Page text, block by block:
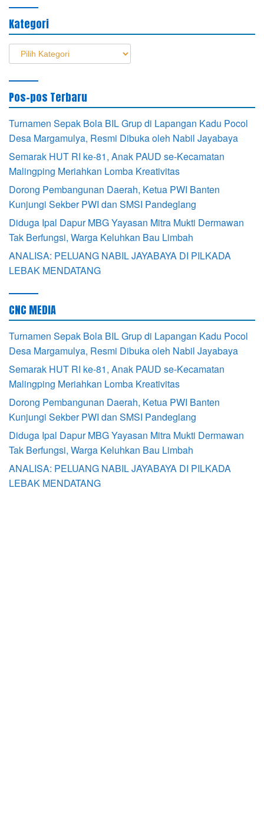
Kategori
Kategori
Pos-pos Terbaru
Turnamen Sepak Bola BIL Grup di Lapangan Kadu Pocol
Desa Margamulya, Resmi Dibuka oleh Nabil Jayabaya
Semarak HUT RI ke-81, Anak PAUD se-Kecamatan
Malingping Meriahkan Lomba Kreativitas
Dorong Pembangunan Daerah, Ketua PWI Banten
Kunjungi Sekber PWI dan SMSI Pandeglang
Diduga Ipal Dapur MBG Yayasan Mitra Mukti Dermawan
Tak Berfungsi, Warga Keluhkan Bau Limbah
ANALISA: PELUANG NABIL JAYABAYA DI PILKADA
LEBAK MENDATANG
CNC MEDIA
Turnamen Sepak Bola BIL Grup di Lapangan Kadu Pocol
Desa Margamulya, Resmi Dibuka oleh Nabil Jayabaya
Semarak HUT RI ke-81, Anak PAUD se-Kecamatan
Malingping Meriahkan Lomba Kreativitas
Dorong Pembangunan Daerah, Ketua PWI Banten
Kunjungi Sekber PWI dan SMSI Pandeglang
Diduga Ipal Dapur MBG Yayasan Mitra Mukti Dermawan
Tak Berfungsi, Warga Keluhkan Bau Limbah
ANALISA: PELUANG NABIL JAYABAYA DI PILKADA
LEBAK MENDATANG